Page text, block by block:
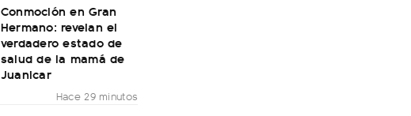
Conmoción en Gran
Hermano: revelan el
verdadero estado de
salud de la mamá de
Juanicar
Hace 29 minutos